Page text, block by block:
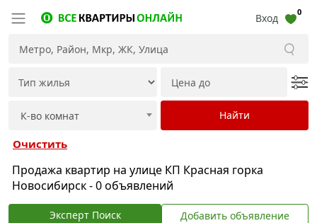
Вход 0
Очистить
Продажа квартир на улице КП Красная горка
Новосибирск - 0 объявлений
Эксперт Поиск Добавить объявление